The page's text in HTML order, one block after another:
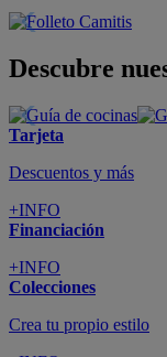
Descubre
Tarjeta
Descuentos y más
+INFO
Financiación
+INFO
Colecciones
Crea tu propio estilo